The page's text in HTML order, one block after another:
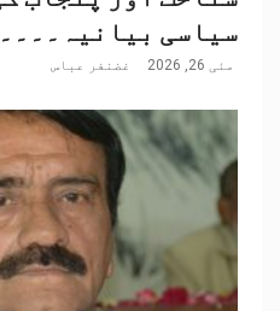
سیاسی
مئی 26, 2026 غضنفر عباس